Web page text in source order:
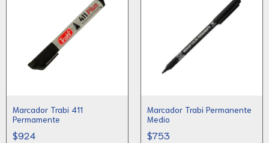
Marcador Trabi 411
Permamente
$924
Marcador Trabi Permanente
Medio
$753